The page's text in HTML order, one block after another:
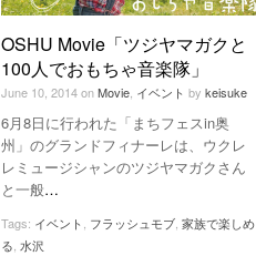
OSHU Movie「ツジヤマガクと
100人でおもちゃ音楽隊」
June 10, 2014onMovie, イベント by keisuke
6月8日に行われた「まちフェスin奥
州」のグランドフィナーレは、ウクレ
レミュージシャンのツジヤマガクさん
と一般…
Tags: イベント フラッシュモブ, 家族で楽しめ
る 水沢